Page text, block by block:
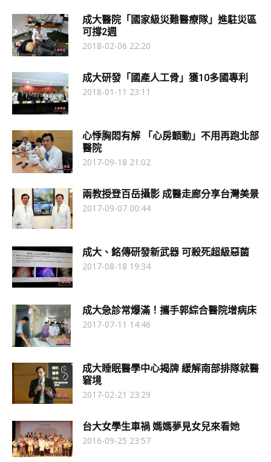
成大醫院「國家級災難醫療隊」進駐災區
可撐2週
2018-02-06 22:20
成大研發「國產人工骨」獲10多國專利
2018-01-11 23:11
心悸胸悶有解 「心房顫動」不用再跑北部
醫院
2017-09-18 21:02
兩教授登百岳攝影 成醫走廊分享台灣美景
2017-09-07 00:44
成大、銘傳研發新武器 可殺死超級惡菌
2017-08-18 19:34
成大急診常爆滿！攜手郭綜合醫院增病床
2017-07-11 14:46
成大睡眠醫學中心揭牌 緩解南部排隊就醫
窘境
2017-02-21 23:29
台大女學生車禍 媽媽夢見女兒來看她
2016-09-25 23:57